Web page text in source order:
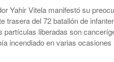
Yahir Vitela manifestó su
trasera del 72 batallón de
partículas liberadas son
incendiado en varias